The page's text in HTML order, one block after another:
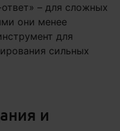
– для сложных
они менее
для
сильных
и